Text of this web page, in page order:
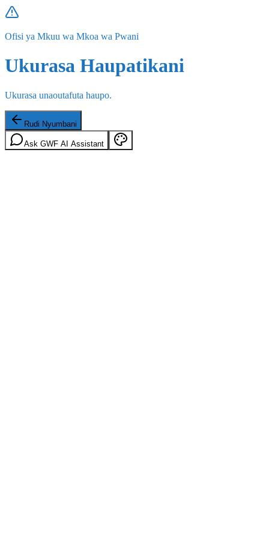
Ofisi ya Mkuu wa Mkoa wa Pwani
Ukurasa Haupatikani
Ukurasa unaoutafuta haupo.
Rudi Nyumbani
Ask GWF AI Assistant